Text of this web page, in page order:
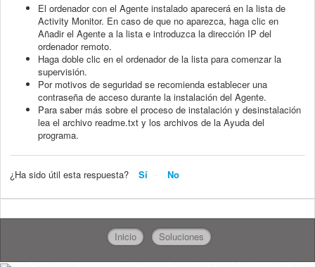
El ordenador con el Agente instalado aparecerá en la lista de
Activity Monitor. En caso de que no aparezca, haga clic en
Añadir el Agente a la lista e introduzca la dirección IP del
ordenador remoto.
Haga doble clic en el ordenador de la lista para comenzar la
supervisión.
Por motivos de seguridad se recomienda establecer una
contraseña de acceso durante la instalación del Agente.
Para saber más sobre el proceso de instalación y desinstalación
lea el archivo readme.txt y los archivos de la Ayuda del
programa.
¿Ha sido útil esta respuesta? Sí No
Inicio Soluciones